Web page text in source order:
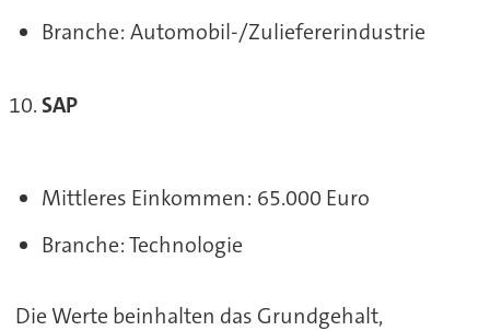
Branche: Automobil-/Zuliefererindustrie
SAP
Mittleres Einkommen: 65.000 Euro
Branche: Technologie
Die Werte beinhalten das Grundgehalt,